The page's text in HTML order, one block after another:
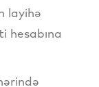
layihə
hesabına